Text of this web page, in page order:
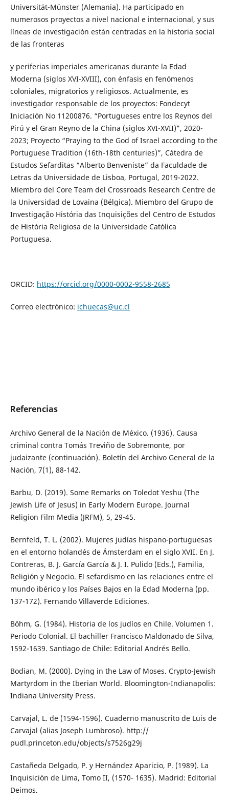
Universität-Münster (Alemania). Ha participado en
numerosos proyectos a nivel nacional e internacional, y sus
líneas de investigación están centradas en la historia social
de las fronteras
y periferias imperiales americanas durante la Edad
Moderna (siglos XVI-XVIII), con énfasis en fenómenos
coloniales, migratorios y religiosos. Actualmente, es
investigador responsable de los proyectos: Fondecyt
Iniciación No 11200876. “Portugueses entre los Reynos del
Pirú y el Gran Reyno de la China (siglos XVI-XVII)”, 2020-
2023; Proyecto “Praying to the God of Israel according to the
Portuguese Tradition (16th-18th centuries)”, Cátedra de
Estudos Sefarditas “Alberto Benveniste” da Faculdade de
Letras da Universidade de Lisboa, Portugal, 2019-2022.
Miembro del Core Team del Crossroads Research Centre de
la Universidad de Lovaina (Bélgica). Miembro del Grupo de
Investigação História das Inquisições del Centro de Estudos
de História Religiosa de la Universidade Católica
Portuguesa.
ORCID: https://orcid.org/0000-0002-9558-2685
Correo electrónico: ichuecas@uc.cl
Referencias
Archivo General de la Nación de México. (1936). Causa
criminal contra Tomás Treviño de Sobremonte, por
judaizante (continuación). Boletín del Archivo General de la
Nación, 7(1), 88-142.
Barbu, D. (2019). Some Remarks on Toledot Yeshu (The
Jewish Life of Jesus) in Early Modern Europe. Journal
Religion Film Media (JRFM), 5, 29-45.
Bernfeld, T. L. (2002). Mujeres judías hispano-portuguesas
en el entorno holandés de Ámsterdam en el siglo XVII. En J.
Contreras, B. J. García García & J. I. Pulido (Eds.), Familia,
Religión y Negocio. El sefardismo en las relaciones entre el
mundo ibérico y los Países Bajos en la Edad Moderna (pp.
137-172). Fernando Villaverde Ediciones.
Böhm, G. (1984). Historia de los judíos en Chile. Volumen 1.
Periodo Colonial. El bachiller Francisco Maldonado de Silva,
1592-1639. Santiago de Chile: Editorial Andrés Bello.
Bodian, M. (2000). Dying in the Law of Moses. Crypto-Jewish
Martyrdom in the Iberian World. Bloomington-Indianapolis:
Indiana University Press.
Carvajal, L. de (1594-1596). Cuaderno manuscrito de Luis de
Carvajal (alias Joseph Lumbroso). http://
pudl.princeton.edu/objects/s7526g29j
Castañeda Delgado, P. y Hernández Aparicio, P. (1989). La
Inquisición de Lima, Tomo II, (1570- 1635). Madrid: Editorial
Deimos.